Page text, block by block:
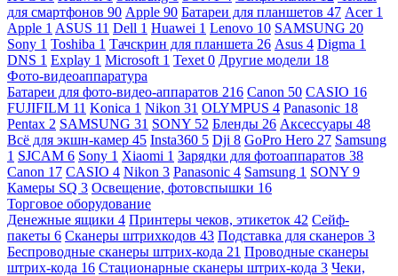
для смартфонов 90 Apple 90 Батареи для планшетов 47 Acer 1
Apple 1 ASUS 11 Dell 1 Huawei 1 Lenovo 10 SAMSUNG 20
Sony 1 Toshiba 1 Тачскрин для планшета 26 Asus 4 Digma 1
DNS 1 Explay 1 Microsoft 1 Texet 0 Другие модели 18
Фото-видеоаппаратура
Батареи для фото-видео-аппаратов 216 Canon 50 CASIO 16
FUJIFILM 11 Konica 1 Nikon 31 OLYMPUS 4 Panasonic 18
Pentax 2 SAMSUNG 31 SONY 52 Бленды 26 Аксессуары 48
Всё для экшн-камер 45 Insta360 5 Dji 8 GoPro Hero 27 Samsung
1 SJCAM 6 Sony 1 Xiaomi 1 Зарядки для фотоаппаратов 38
Canon 17 CASIO 4 Nikon 3 Panasonic 4 Samsung 1 SONY 9
Камеры SQ 3 Освещение, фотовспышки 16
Торговое оборудование
Денежные ящики 4 Принтеры чеков, этикеток 42 Сейф-
пакеты 6 Сканеры штрихкодов 43 Подставка для сканеров 3
Беспроводные сканеры штрих-кода 21 Проводные сканеры
штрих-кода 16 Стационарные сканеры штрих-кода 3 Чеки,